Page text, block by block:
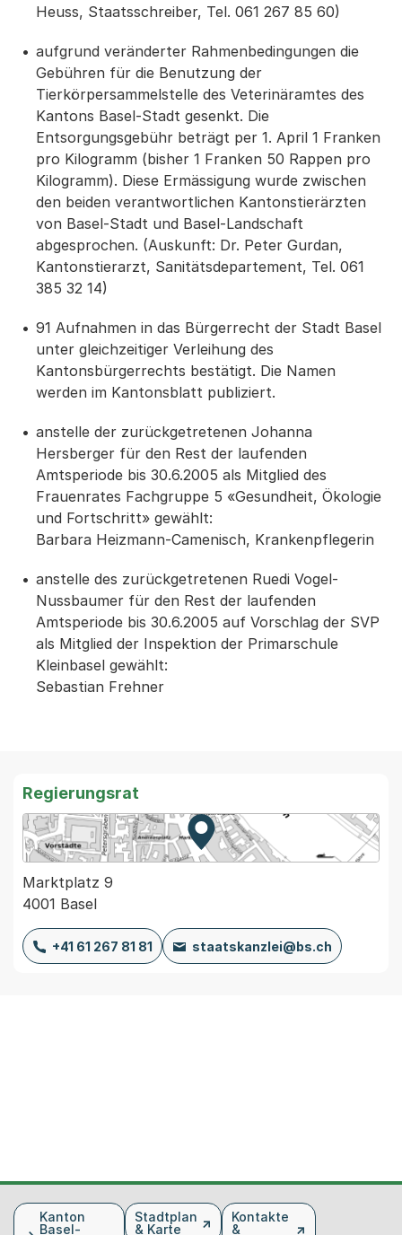
Heuss, Staatsschreiber, Tel. 061 267 85 60)
aufgrund veränderter Rahmenbedingungen die
Gebühren für die Benutzung der
Tierkörpersammelstelle des Veterinäramtes des
Kantons Basel-Stadt gesenkt. Die
Entsorgungsgebühr beträgt per 1. April 1 Franken
pro Kilogramm (bisher 1 Franken 50 Rappen pro
Kilogramm). Diese Ermässigung wurde zwischen
den beiden verantwortlichen Kantonstierärzten
von Basel-Stadt und Basel-Landschaft
abgesprochen. (Auskunft: Dr. Peter Gurdan,
Kantonstierarzt, Sanitätsdepartement, Tel. 061
385 32 14)
91 Aufnahmen in das Bürgerrecht der Stadt Basel
unter gleichzeitiger Verleihung des
Kantonsbürgerrechts bestätigt. Die Namen
werden im Kantonsblatt publiziert.
anstelle der zurückgetretenen Johanna
Hersberger für den Rest der laufenden
Amtsperiode bis 30.6.2005 als Mitglied des
Frauenrates Fachgruppe 5 «Gesundheit, Ökologie
und Fortschritt» gewählt:
Barbara Heizmann-Camenisch, Krankenpflegerin
anstelle des zurückgetretenen Ruedi Vogel-
Nussbaumer für den Rest der laufenden
Amtsperiode bis 30.6.2005 auf Vorschlag der SVP
als Mitglied der Inspektion der Primarschule
Kleinbasel gewählt:
Sebastian Frehner
Regierungsrat
Zur Karte von MapBS.
Externer Link, wird in einem
Marktplatz 9
4001 Basel
+41 61 267 81 81 staatskanzlei@bs.ch
FusszeileKanton
Basel-
Stadtplan
& Karte
Kontakte
&